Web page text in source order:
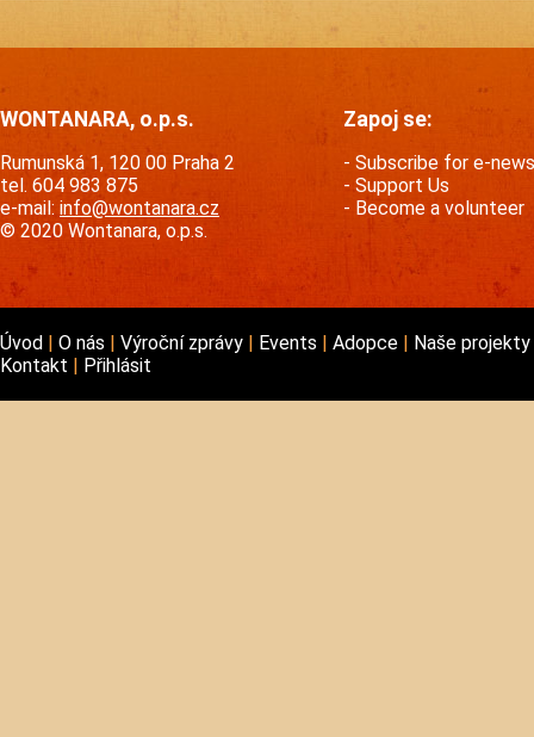
WONTANARA, o.p.s.
Rumunská 1, 120 00 Praha 2
tel. 604 983 875
e-mail: info@wontanara.cz
© 2020 Wontanara, o.p.s.
Zapoj se:
Subscribe for e-news
Support Us
Become a volunteer
Úvod O nás Výroční zprávy Events Adopce
Naše projekty
Kontakt
Přihlásit